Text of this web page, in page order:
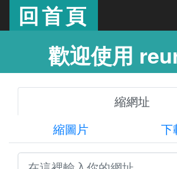
回首頁
歡迎使用
縮網址
縮圖片
下